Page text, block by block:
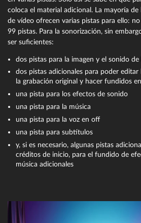
coloca el material adicional. La mayoría
de vídeo ofrecen varias pistas para ello:
99 pistas. Para la sonorización, sin
ser suficientes:
dos pistas para la imagen y el sonido
dos pistas adicionales para poder
la grabación original y hacer fundidos
una pista para los efectos de sonido
una pista para la música
una pista para la voz en off
una pista para subtítulos
y, si es necesario, algunas pistas
créditos de inicio, para el fundido de
música adicionales